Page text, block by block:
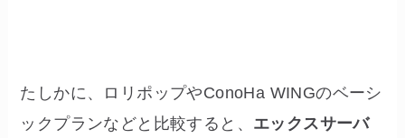
たしかに、ロリポップやConoHa WINGのベーシ
ックプランなどと比較すると、 エックスサーバ